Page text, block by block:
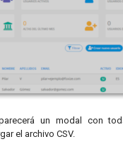
un modal con
el archivo CSV.